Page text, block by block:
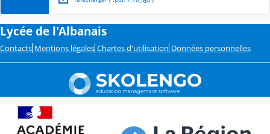
Lycée de l'Albanais
Contacts Mentions légales Chartes d'utilisation Données personnelles